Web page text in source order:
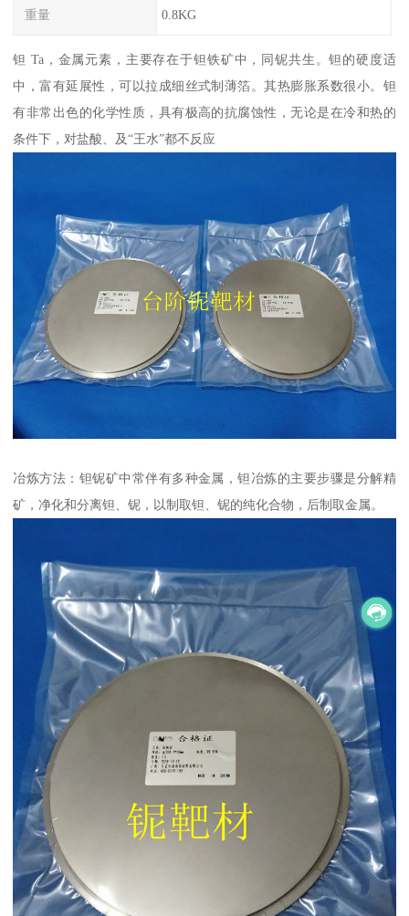
重量 0.8KG
钽 Ta，金属元素，主要存在于钽铁矿中，同铌共生。钽的硬度适
中，富有延展性，可以拉成细丝式制薄箔。其热膨胀系数很小。钽
有非常出色的化学性质，具有极高的抗腐蚀性，无论是在冷和热的
条件下，对盐酸、及“王水”都不反应
冶炼方法：钽铌矿中常伴有多种金属，钽冶炼的主要步骤是分解精
矿，净化和分离钽、铌，以制取钽、铌的纯化合物，后制取金属。